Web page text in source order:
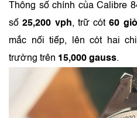
Thông số chính của Calibre
số25,200 vph, trữ cót60
mắc nối tiếp, lên cót hai
trường trên 15,000 gauss.